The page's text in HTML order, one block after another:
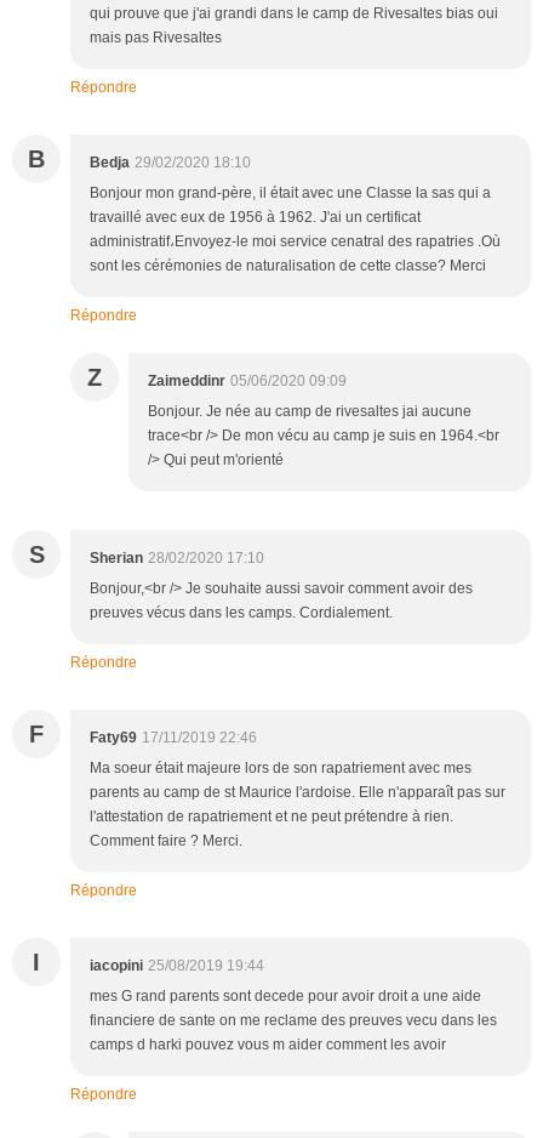
qui prouve que j'ai grandi dans le camp de Rivesaltes bias oui
mais pas Rivesaltes
Répondre
B Bedja 29/02/2020 18:10
Bonjour mon grand-père, il était avec une Classe la sas qui a
travaillé avec eux de 1956 à 1962. J'ai un certificat
administratif،Envoyez-le moi service cenatral des rapatries .Où
sont les cérémonies de naturalisation de cette classe? Merci
Répondre
Z Zaimeddinr 05/06/2020 09:09
Bonjour. Je née au camp de rivesaltes jai aucune
trace<br /> De mon vécu au camp je suis en 1964.<br
/> Qui peut m'orienté
S Sherian 28/02/2020 17:10
Bonjour,<br /> Je souhaite aussi savoir comment avoir des
preuves vécus dans les camps. Cordialement.
Répondre
F Faty69 17/11/2019 22:46
Ma soeur était majeure lors de son rapatriement avec mes
parents au camp de st Maurice l'ardoise. Elle n'apparaît pas sur
l'attestation de rapatriement et ne peut prétendre à rien.
Comment faire ? Merci.
Répondre
I iacopini 25/08/2019 19:44
mes G rand parents sont decede pour avoir droit a une aide
financiere de sante on me reclame des preuves vecu dans les
camps d harki pouvez vous m aider comment les avoir
Répondre